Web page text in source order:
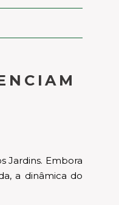
Jardins. Embora
a dinâmica do